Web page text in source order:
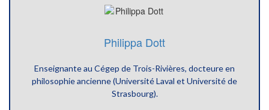
Philippa Dott
Enseignante au Cégep de Trois-Rivières, docteure en
philosophie ancienne (Université Laval et Université de
Strasbourg).